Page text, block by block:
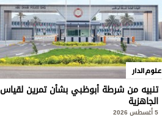
علوم الدار
تنبيه من شرطة أبوظبي بشأن تمرين لقياس
الجاهزية
5 أغسطس 2026